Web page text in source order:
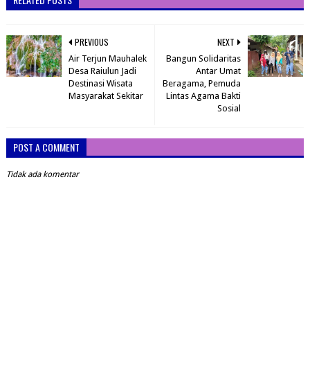
NEXT
Bangun Solidaritas
Antar Umat
Beragama, Pemuda
Lintas Agama Bakti
Sosial
PREVIOUS
Air Terjun Mauhalek
Desa Raiulun Jadi
Destinasi Wisata
Masyarakat Sekitar
POST A COMMENT
Tidak ada komentar